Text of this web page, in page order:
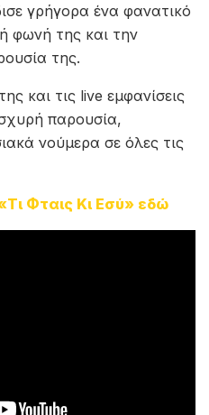
γρήγορα ένα φανατικό
φωνή της και την
της.
και τις live εμφανίσεις
παρουσία,
νούμερα σε όλες τις
Φταις Κι Εσύ» εδώ